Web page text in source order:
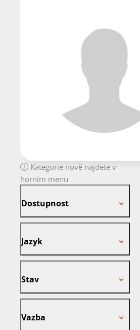
Kategorie nově najdete v
horním menu
Dostupnost
Jazyk
Stav
Vazba